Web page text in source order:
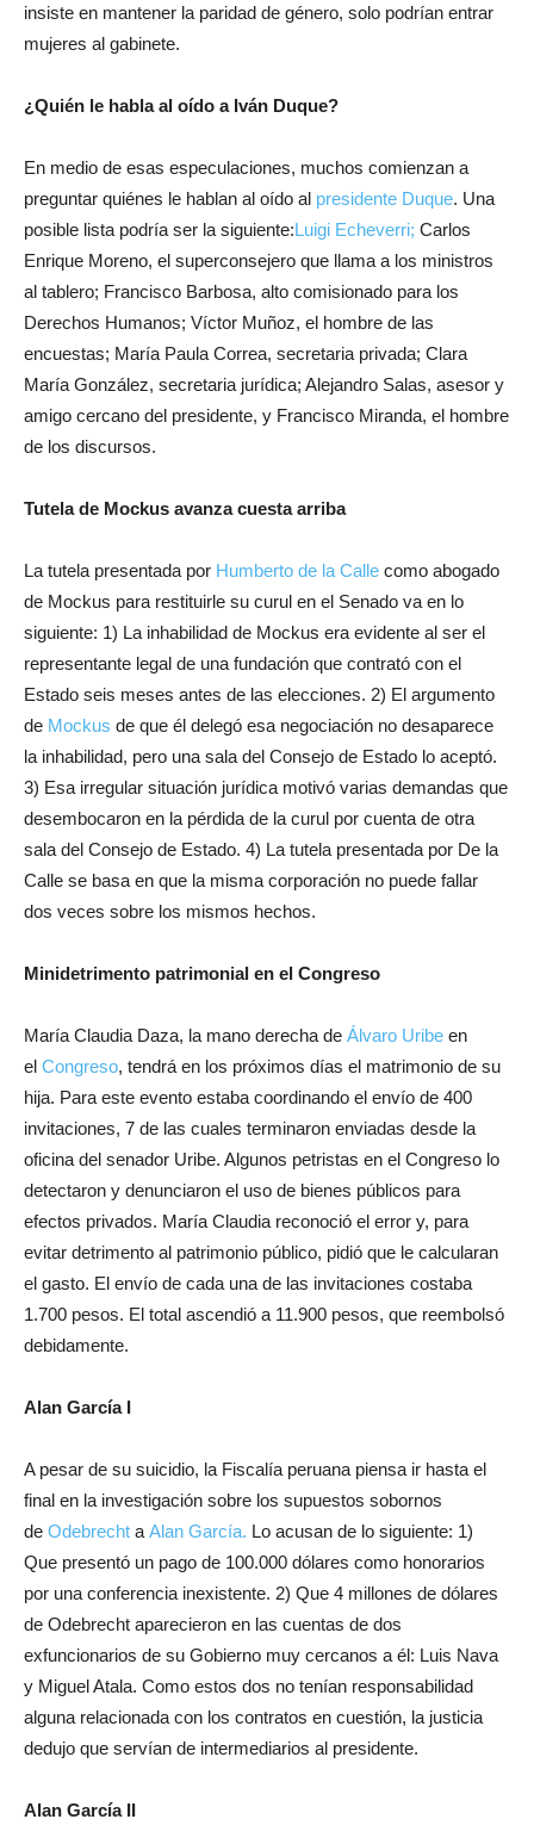
insiste en mantener la paridad de género, solo podrían entrar
mujeres al gabinete.
¿Quién le habla al oído a Iván Duque?
En medio de esas especulaciones, muchos comienzan a
preguntar quiénes le hablan al oído al presidente Duque. Una
posible lista podría ser la siguiente:Luigi Echeverri; Carlos
Enrique Moreno, el superconsejero que llama a los ministros
al tablero; Francisco Barbosa, alto comisionado para los
Derechos Humanos; Víctor Muñoz, el hombre de las
encuestas; María Paula Correa, secretaria privada; Clara
María González, secretaria jurídica; Alejandro Salas, asesor y
amigo cercano del presidente, y Francisco Miranda, el hombre
de los discursos.
Tutela de Mockus avanza cuesta arriba
La tutela presentada por Humberto de la Calle como abogado
de Mockus para restituirle su curul en el Senado va en lo
siguiente: 1) La inhabilidad de Mockus era evidente al ser el
representante legal de una fundación que contrató con el
Estado seis meses antes de las elecciones. 2) El argumento
de Mockus de que él delegó esa negociación no desaparece
la inhabilidad, pero una sala del Consejo de Estado lo aceptó.
3) Esa irregular situación jurídica motivó varias demandas que
desembocaron en la pérdida de la curul por cuenta de otra
sala del Consejo de Estado. 4) La tutela presentada por De la
Calle se basa en que la misma corporación no puede fallar
dos veces sobre los mismos hechos.
Minidetrimento patrimonial en el Congreso
María Claudia Daza, la mano derecha de Álvaro Uribe en
el Congreso, tendrá en los próximos días el matrimonio de su
hija. Para este evento estaba coordinando el envío de 400
invitaciones, 7 de las cuales terminaron enviadas desde la
oficina del senador Uribe. Algunos petristas en el Congreso lo
detectaron y denunciaron el uso de bienes públicos para
efectos privados. María Claudia reconoció el error y, para
evitar detrimento al patrimonio público, pidió que le calcularan
el gasto. El envío de cada una de las invitaciones costaba
1.700 pesos. El total ascendió a 11.900 pesos, que reembolsó
debidamente.
Alan García I
A pesar de su suicidio, la Fiscalía peruana piensa ir hasta el
final en la investigación sobre los supuestos sobornos
de Odebrecht a Alan García. Lo acusan de lo siguiente: 1)
Que presentó un pago de 100.000 dólares como honorarios
por una conferencia inexistente. 2) Que 4 millones de dólares
de Odebrecht aparecieron en las cuentas de dos
exfuncionarios de su Gobierno muy cercanos a él: Luis Nava
y Miguel Atala. Como estos dos no tenían responsabilidad
alguna relacionada con los contratos en cuestión, la justicia
dedujo que servían de intermediarios al presidente.
Alan García II